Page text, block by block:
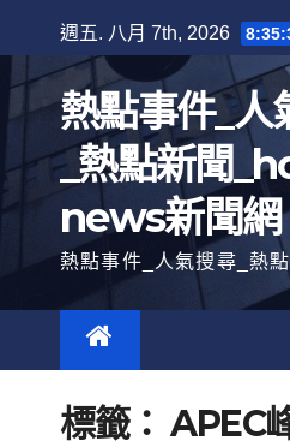
至
內
週五. 八月 7th, 2026
熱點事件_人
_熱點新聞
news新聞網
熱點事件_人氣搜尋_熱
標籤： APEC